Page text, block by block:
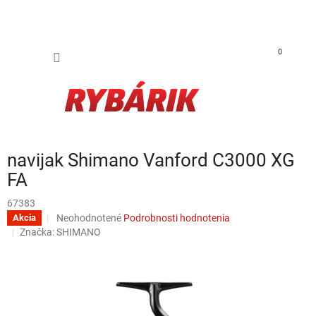
0
navijak Shimano Vanford C3000 XG
FA
67383
Akcia Priemerné hodnotenie produktu je 0,0 z 5 hviezdičiek.
Neohodnotené Podrobnosti hodnotenia
Značka:SHIMANO